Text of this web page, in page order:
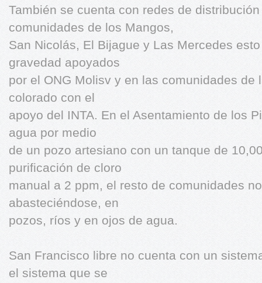
También se cuenta con redes de
comunidades de los Mangos,
San Nicolás, El Bijague y Las Mercedes
gravedad apoyados
por el ONG Molisv y en las comunidades de
colorado con el
apoyo del INTA. En el Asentamiento de los
agua por medio
de un pozo artesiano con un tanque de
purificación de cloro
manual a 2 ppm, el resto de comunidades
abasteciéndose, en
pozos, ríos y en ojos de agua.
San Francisco libre no cuenta con un
el sistema que se